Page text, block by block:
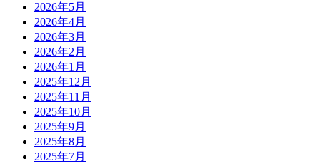
2026年5月
2026年4月
2026年3月
2026年2月
2026年1月
2025年12月
2025年11月
2025年10月
2025年9月
2025年8月
2025年7月